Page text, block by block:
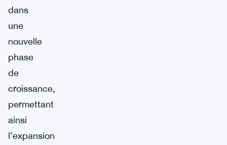
dans
une
nouvelle
phase
de
croissance,
permettant
ainsi
l’expansion